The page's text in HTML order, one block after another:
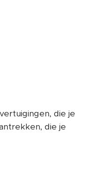
die je
die je